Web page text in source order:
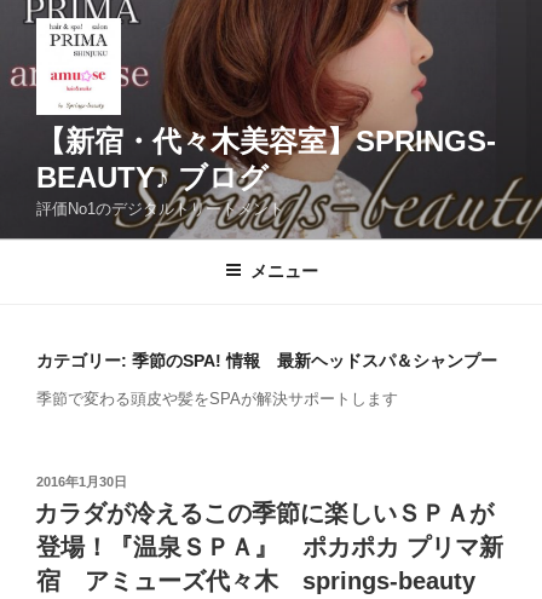
テ
ッ
【新宿・代々木美容室】SPRINGS-
BEAUTY♪ ブログ
評価No1のデジタルトリートメント
メニュー
カテゴリー: 季節のSPA! 情報 最新ヘッドスパ＆シャンプー
季節で変わる頭皮や髪をSPAが解決サポートします
投
稿
日:
2016年1月30日
カラダが冷えるこの季節に楽しいＳＰＡが
登場！『温泉ＳＰＡ』 ポカポカ プリマ新
宿 アミューズ代々木 springs-beauty